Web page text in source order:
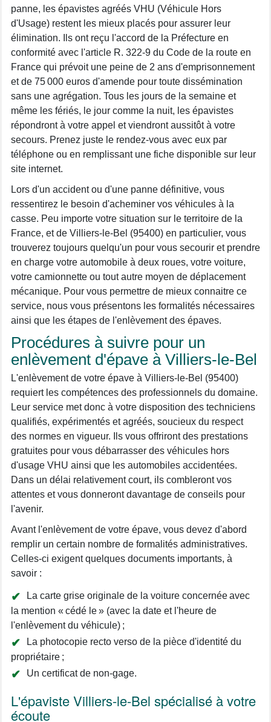
panne, les épavistes agréés VHU (Véhicule Hors
d'Usage) restent les mieux placés pour assurer leur
élimination. Ils ont reçu l'accord de la Préfecture en
conformité avec l'article R. 322-9 du Code de la route en
France qui prévoit une peine de 2 ans d'emprisonnement
et de 75 000 euros d'amende pour toute dissémination
sans une agrégation. Tous les jours de la semaine et
même les fériés, le jour comme la nuit, les épavistes
répondront à votre appel et viendront aussitôt à votre
secours. Prenez juste le rendez-vous avec eux par
téléphone ou en remplissant une fiche disponible sur leur
site internet.
Lors d'un accident ou d'une panne définitive, vous
ressentirez le besoin d'acheminer vos véhicules à la
casse. Peu importe votre situation sur le territoire de la
France, et de Villiers-le-Bel (95400) en particulier, vous
trouverez toujours quelqu'un pour vous secourir et prendre
en charge votre automobile à deux roues, votre voiture,
votre camionnette ou tout autre moyen de déplacement
mécanique. Pour vous permettre de mieux connaitre ce
service, nous vous présentons les formalités nécessaires
ainsi que les étapes de l'enlèvement des épaves.
Procédures à suivre pour un
enlèvement d'épave à Villiers-le-Bel
L'enlèvement de votre épave à Villiers-le-Bel (95400)
requiert les compétences des professionnels du domaine.
Leur service met donc à votre disposition des techniciens
qualifiés, expérimentés et agréés, soucieux du respect
des normes en vigueur. Ils vous offriront des prestations
gratuites pour vous débarrasser des véhicules hors
d'usage VHU ainsi que les automobiles accidentées.
Dans un délai relativement court, ils combleront vos
attentes et vous donneront davantage de conseils pour
l'avenir.
Avant l'enlèvement de votre épave, vous devez d'abord
remplir un certain nombre de formalités administratives.
Celles-ci exigent quelques documents importants, à
savoir :
La carte grise originale de la voiture concernée avec
la mention « cédé le » (avec la date et l'heure de
l'enlèvement du véhicule) ;
La photocopie recto verso de la pièce d'identité du
propriétaire ;
Un certificat de non-gage.
L'épaviste Villiers-le-Bel spécialisé à votre
écoute